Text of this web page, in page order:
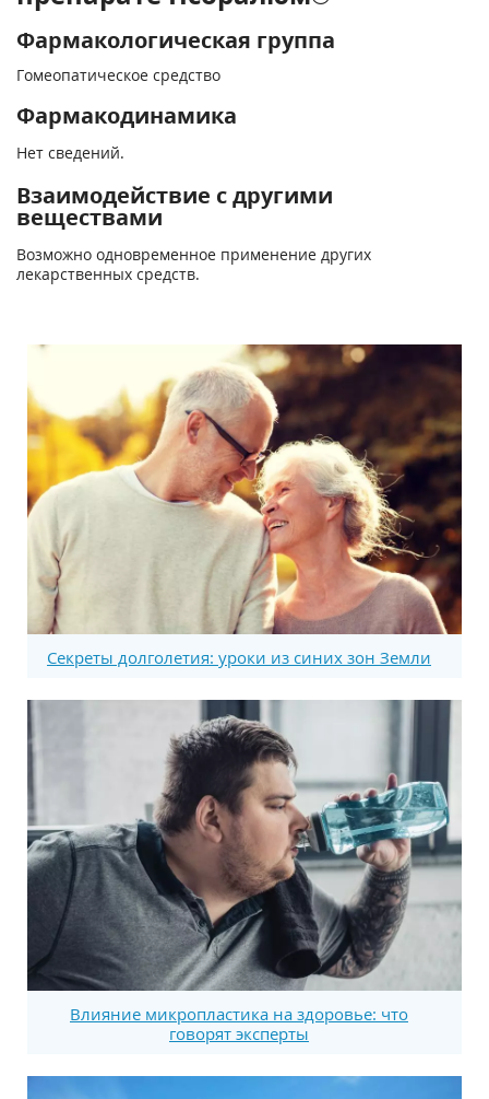
Фармакологическая группа
Гомеопатическое средство
Фармакодинамика
Нет сведений.
Взаимодействие с другими
веществами
Возможно одновременное применение других
лекарственных средств.
Секреты долголетия: уроки из синих зон Земли
Влияние микропластика на здоровье: что
говорят эксперты